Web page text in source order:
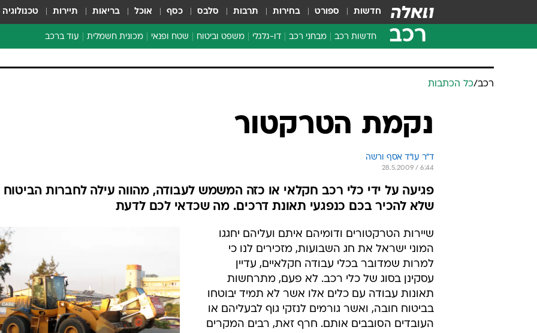
חדשות ספורט בחירות תרבות סלבס כסף אוכל בריאות תיירות טכנולוגיה
רכב חדשות רכב מבחני רכב דו-גלגלי משפט וביטוח שטח ופנאי מכונית חשמלית עוד ברכב
טכנולוגיה
בטיחות
סדנאות ושיפורים
דעות
כל הכתבות
רכב/כל הכתבות
נקמת הטרקטור
ד"ר עו"ד אסף ורשה
28.5.2009 / 6:44
פגיעה על ידי כלי רכב חקלאי או כזה המשמש לעבודה, מהווה עילה לחברות הביטוח
שלא להכיר בכם כנפגעי תאונת דרכים. מה שכדאי לכם לדעת
שיירות הטרקטורים ודומיהם איתם ועליהם יחגגו
המוני ישראל את חג השבועות, מזכירים לנו כי
למרות שמדובר בכלי עבודה חקלאיים, עדיין
עסקינן בסוג של כלי רכב. לא פעם, מתרחשות
תאונות עבודה עם כלים אלו אשר לא תמיד יבוטחו
בביטוח חובה, ואשר גורמים לנזקי גוף לבעליהם או
העובדים הסובבים אותם. חרף זאת, רבים המקרים